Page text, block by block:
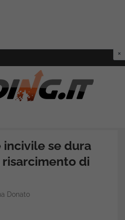
se dura
di
Donato